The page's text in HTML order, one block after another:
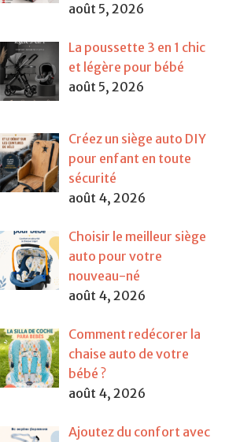
août 5, 2026
La poussette 3 en 1 chic
et légère pour bébé
août 5, 2026
Créez un siège auto DIY
pour enfant en toute
sécurité
août 4, 2026
Choisir le meilleur siège
auto pour votre
nouveau-né
août 4, 2026
Comment redécorer la
chaise auto de votre
bébé ?
août 4, 2026
Ajoutez du confort avec